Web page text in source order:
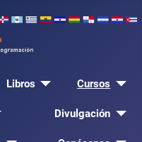
Libros Cursos
Divulgación